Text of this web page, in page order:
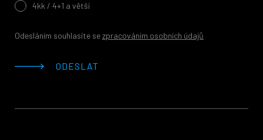
4kk / 4+1 a větší
Odesláním souhlasíte sezpracováním osobních údajů
ODESLAT